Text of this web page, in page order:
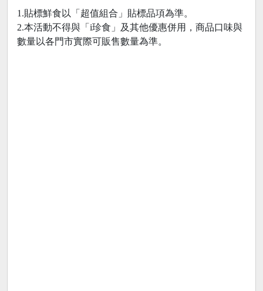
1.貼標鮮食以「超值組合」貼標品項為準。
2.本活動不得與「i珍食」及其他優惠併用，商品口味與
數量以各門市實際可販售數量為準。